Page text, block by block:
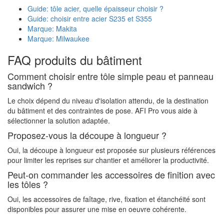
Guide: tôle acier, quelle épaisseur choisir ?
Guide: choisir entre acier S235 et S355
Marque: Makita
Marque: Milwaukee
FAQ produits du bâtiment
Comment choisir entre tôle simple peau et panneau
sandwich ?
Le choix dépend du niveau d'isolation attendu, de la destination
du bâtiment et des contraintes de pose. AFI Pro vous aide à
sélectionner la solution adaptée.
Proposez-vous la découpe à longueur ?
Oui, la découpe à longueur est proposée sur plusieurs références
pour limiter les reprises sur chantier et améliorer la productivité.
Peut-on commander les accessoires de finition avec
les tôles ?
Oui, les accessoires de faîtage, rive, fixation et étanchéité sont
disponibles pour assurer une mise en oeuvre cohérente.